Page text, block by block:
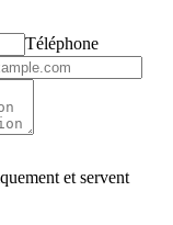
Téléphone
et servent